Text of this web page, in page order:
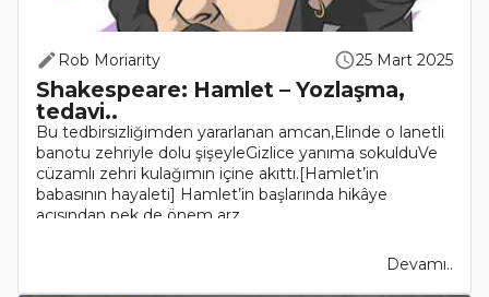
Rob Moriarity 25 Mart 2025
Shakespeare: Hamlet – Yozlaşma,
tedavi..
Bu tedbirsizliğimden yararlanan amcan,Elinde o lanetli
banotu zehriyle dolu şişeyleGizlice yanıma sokulduVe
cüzamlı zehri kulağımın içine akıttı.[Hamlet’in
babasının hayaleti] Hamlet’in başlarında hikâye
açısından pek de önem arz..
Devamı..